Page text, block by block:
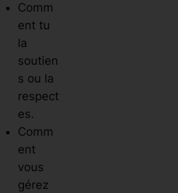
Comm
ent tu
la
soutien
s ou la
respect
es.
Comm
ent
vous
gérez